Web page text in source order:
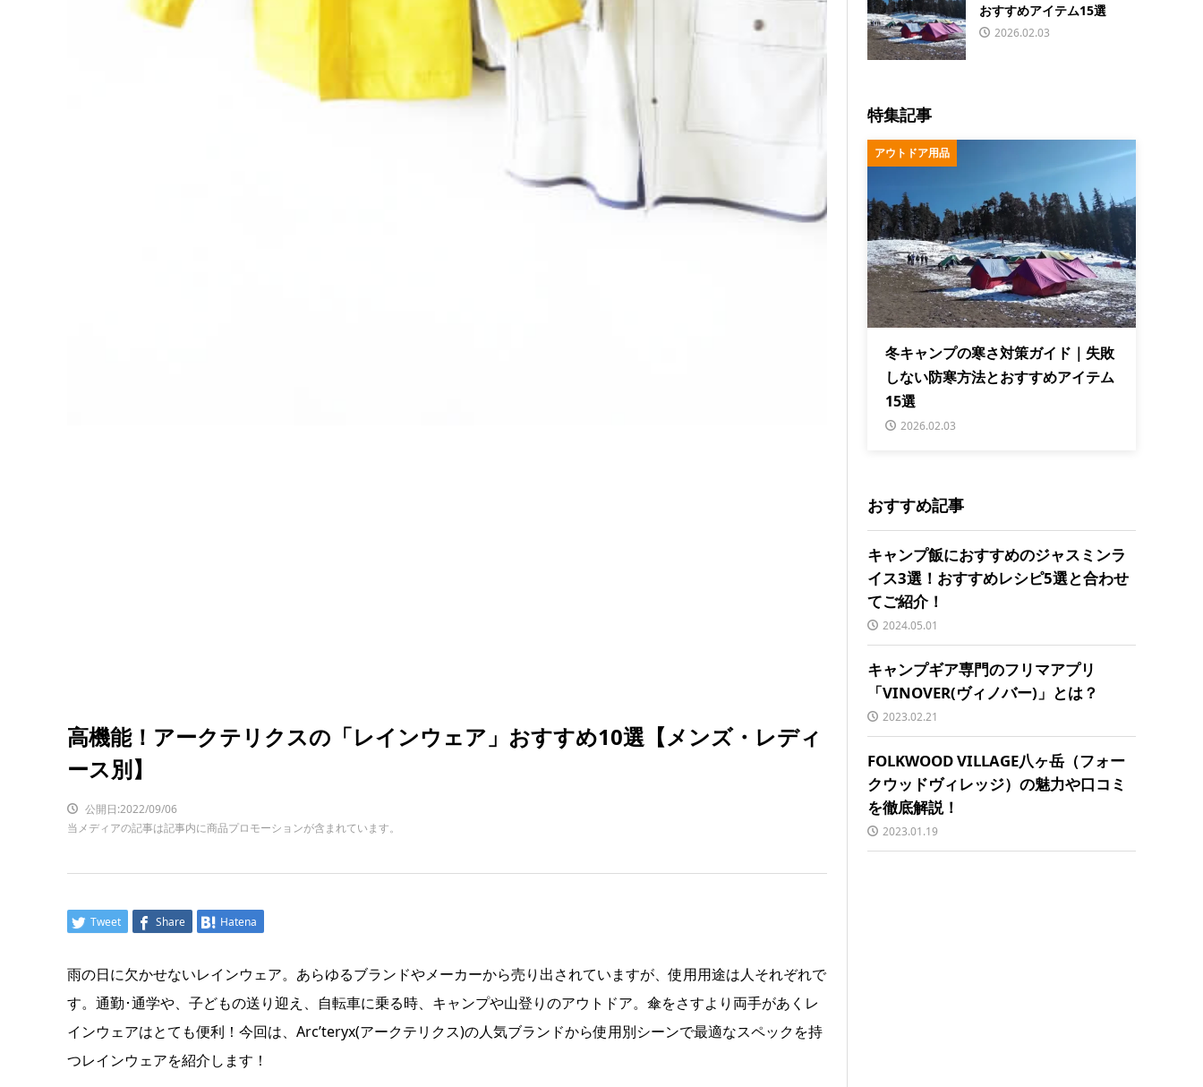
高機能！アークテリクスの「レインウェア」おすすめ10選【メンズ・レディ
ース別】
公開日:2022/09/06
当メディアの記事は記事内に商品プロモーションが含まれています。
Tweet Share Hatena
雨の日に欠かせないレインウェア。あらゆるブランドやメーカーから売り出されていますが、使用用途は人それぞれで
す。通勤･通学や、子どもの送り迎え、自転車に乗る時、キャンプや山登りのアウトドア。傘をさすより両手があくレ
インウェアはとても便利！今回は、Arc’teryx(アークテリクス)の人気ブランドから使用別シーンで最適なスペックを持
つレインウェアを紹介します！
おすすめアイテム15選
2026.02.03
特集記事
アウトドア用品
冬キャンプの寒さ対策ガイド｜失敗
しない防寒方法とおすすめアイテム
15選
2026.02.03
おすすめ記事
キャンプ飯におすすめのジャスミンラ
イス3選！おすすめレシピ5選と合わせ
てご紹介！
2024.05.01
キャンプギア専門のフリマアプリ
「VINOVER(ヴィノバー)」とは？
2023.02.21
FOLKWOOD VILLAGE八ヶ岳（フォー
クウッドヴィレッジ）の魅力や口コミ
を徹底解説！
2023.01.19